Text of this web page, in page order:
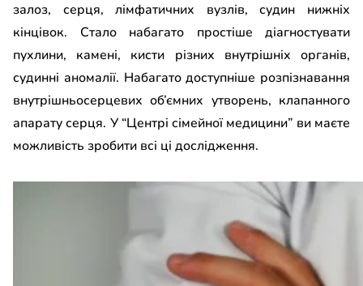
залоз, серця, лімфатичних вузлів, судин нижніх
кінцівок. Стало набагато простіше діагностувати
пухлини, камені, кисти різних внутрішніх органів,
судинні аномалії. Набагато доступніше розпізнавання
внутрішньосерцевих об’ємних утворень, клапанного
апарату серця. У “Центрі сімейної медицини” ви маєте
можливість зробити всі ці дослідження.